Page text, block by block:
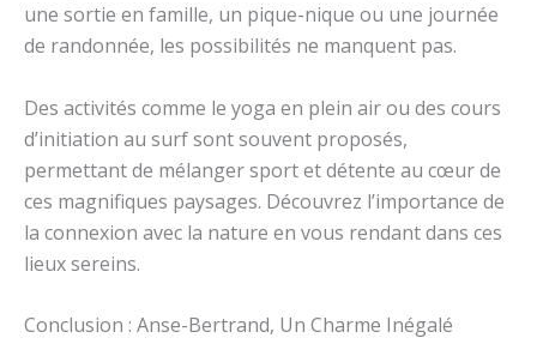
une sortie en famille, un pique-nique ou une journée
de randonnée, les possibilités ne manquent pas.
Des activités comme le yoga en plein air ou des cours
d’initiation au surf sont souvent proposés,
permettant de mélanger sport et détente au cœur de
ces magnifiques paysages. Découvrez l’importance de
la connexion avec la nature en vous rendant dans ces
lieux sereins.
Conclusion : Anse-Bertrand, Un Charme Inégalé